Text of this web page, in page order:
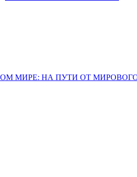
МИРЕ: НА ПУТИ ОТ